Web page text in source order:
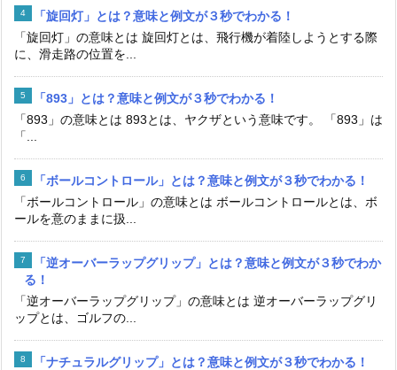
「旋回灯」とは？意味と例文が３秒でわかる！
「旋回灯」の意味とは 旋回灯とは、飛行機が着陸しようとする際
に、滑走路の位置を...
「893」とは？意味と例文が３秒でわかる！
「893」の意味とは 893とは、ヤクザという意味です。 「893」は
「...
「ボールコントロール」とは？意味と例文が３秒でわかる！
「ボールコントロール」の意味とは ボールコントロールとは、ボ
ールを意のままに扱...
「逆オーバーラップグリップ」とは？意味と例文が３秒でわか
る！
「逆オーバーラップグリップ」の意味とは 逆オーバーラップグリ
ップとは、ゴルフの...
「ナチュラルグリップ」とは？意味と例文が３秒でわかる！